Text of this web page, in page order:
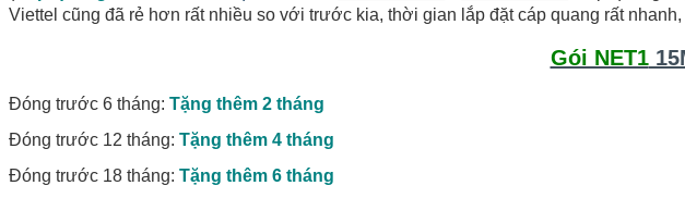
Viettel cũng đã rẻ hơn rất nhiều so với trước kia, thời gian lắp đặt cáp quang rất
Gói NET1
Đóng trước 6 tháng: Tặng thêm 2 tháng
Đóng trước 12 tháng: Tặng thêm 4 tháng
Đóng trước 18 tháng: Tặng thêm 6 tháng